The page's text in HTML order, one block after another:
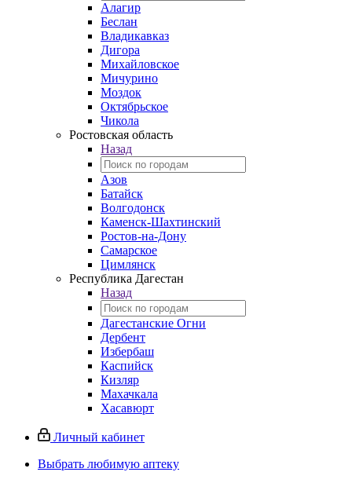
Алагир
Беслан
Владикавказ
Дигора
Михайловское
Мичурино
Моздок
Октябрьское
Чикола
Ростовская область
Назад
Азов
Батайск
Волгодонск
Каменск-Шахтинский
Ростов-на-Дону
Самарское
Цимлянск
Республика Дагестан
Назад
Дагестанские Огни
Дербент
Избербаш
Каспийск
Кизляр
Махачкала
Хасавюрт
Личный кабинет
Выбрать любимую аптеку